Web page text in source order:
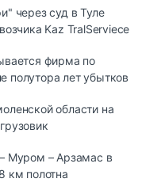
через суд в Туле
Kaz TralServiece
фирма по
полутора лет убытков
области на
Муром – Арзамас в
км полотна